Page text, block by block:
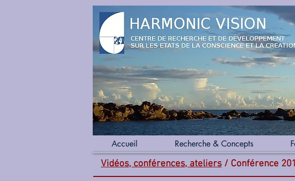
Vidéos, conférences, ateliers / Conférence
Accueil Recherche & Concepts